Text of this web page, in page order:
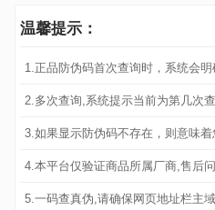
温馨提示：
1.正品防伪码首次查询时，系统会
2.多次查询,系统提示当前为第几次
3.如果显示防伪码不存在，则意味
4.本平台仅验证商品所属厂商,售后
5.一码查真伪,请确保网页地址栏主